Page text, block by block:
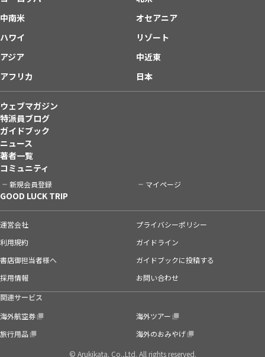
中南米
オセアニア
ハワイ
リゾート
アジア
中近東
アフリカ
日本
ウェブマガジン
特派員ブログ
ガイドブック
ニュース
著者一覧
コミュニティ
新規会員登録 マイページ
GOOD LUCK TRIP
運営会社
プライバシーポリシー
利用規約
ガイドライン
書店御担当者様へ
ガイドブックに投稿する
採用情報
お問い合わせ
関連サービス
海外航空券
海外ツアー
旅行用品
海外のおみやげ
© Arukikata. Co.,Ltd. All rights reserved.